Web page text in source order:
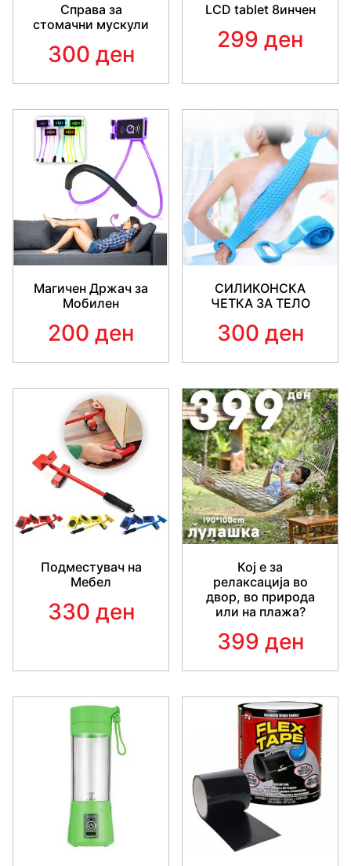
Справа за
стомачни мускули
300 ден
LCD tablet 8инчен
299 ден
Магичен Држач за
Мобилен
200 ден
СИЛИКОНСКА
ЧЕТКА ЗА ТЕЛО
300 ден
Подместувач на
Мебел
330 ден
Кој е за
релаксација во
двор, во природа
или на плажа?
399 ден